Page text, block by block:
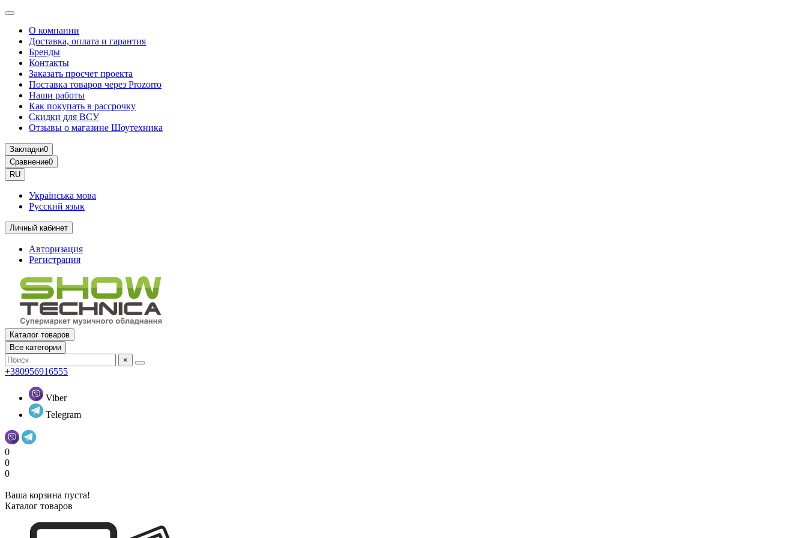
О компании
Доставка, оплата и гарантия
Бренды
Контакты
Заказать просчет проекта
Поставка товаров через Prozorro
Наши работы
Как покупать в рассрочку
Скидки для ВСУ
Отзывы о магазине Шоутехника
Закладки0
Сравнение0
RU
Українська мова
Русский язык
Личный кабинет
Авторизация
Регистрация
Каталог товаров
Все категории
×
+380956916555
Viber
Telegram
0
0
0
Ваша корзина пуста!
Каталог товаров